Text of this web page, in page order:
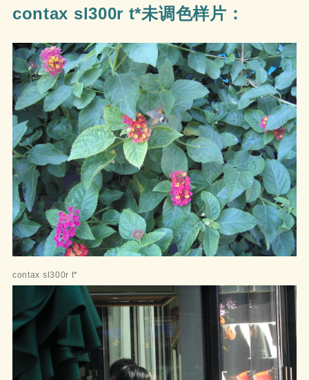
contax sl300r t*未调色样片：
contax sl300r t*